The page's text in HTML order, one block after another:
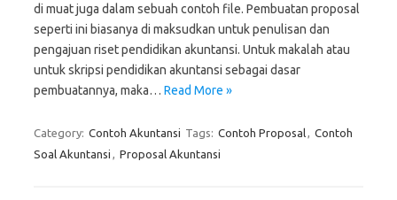
di muat juga dalam sebuah contoh file. Pembuatan proposal
seperti ini biasanya di maksudkan untuk penulisan dan
pengajuan riset pendidikan akuntansi. Untuk makalah atau
untuk skripsi pendidikan akuntansi sebagai dasar
pembuatannya, maka… Read More »
Category: Contoh Akuntansi Tags: Contoh Proposal, Contoh
Soal Akuntansi , Proposal Akuntansi